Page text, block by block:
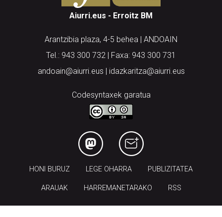
Aiurri.eus - Erroitz BM
Arantzibia plaza, 4-5 behea | ANDOAIN
Tel.: 943 300 732 | Faxa: 943 300 731
andoain@aiurri.eus | idazkaritza@aiurri.eus
Codesyntaxek garatua
HONI BURUZ LEGE OHARRA PUBLIZITATEA
ARAUAK HARREMANETARAKO RSS